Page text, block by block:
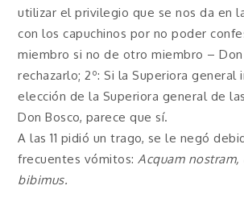
utilizar el privilegio que se nos da en
con los capuchinos por no poder
miembro si no de otro miembro –
rechazarlo; 2º: Si la Superiora general
elección de la Superiora general de
Don Bosco, parece que sí.
A las 11 pidió un trago, se le negó
frecuentes vómitos:Acquam
bibimus.